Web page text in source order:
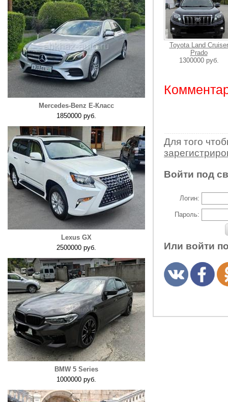
Mercedes-Benz E-Класс
1850000 руб.
Lexus GX
2500000 руб.
BMW 5 Series
1000000 руб.
Toyota Land Cruiser
Prado
1300000 руб.
Для того
Войти под
Логин:
Пароль:
Или войти